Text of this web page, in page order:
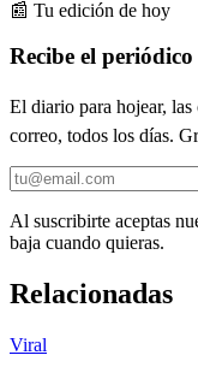
📰 Tu edición de hoy
Recibe el
El diario para hojear,
correo, todos los días.
Al suscribirte aceptas
baja cuando quieras.
Relacionadas
Viral